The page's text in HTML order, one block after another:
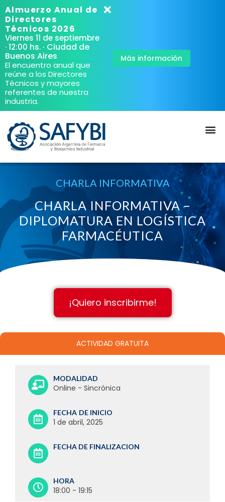
Almuerzo Anual de
Directores
Técnicos 2026
Viernes 11 de septiembre
· 12:00 hs. · Ciudad de
Buenos Aires
El encuentro anual que
reúne a los Directores
Técnicos y mayores
referentes de nuestra
industria.
Más información
CHARLA INFORMATIVA
CHARLA INFORMATIVA –
DIPLOMATURA EN LOGÍSTICA
FARMACÉUTICA
¡Quiero inscribirme!
ACTIVIDAD GRATUITA
MODALIDAD
Online - Sincrónica
FECHA DE INICIO
1 de abril, 2025
FECHA DE FINALIZACION
HORA
18:00 - 19:15